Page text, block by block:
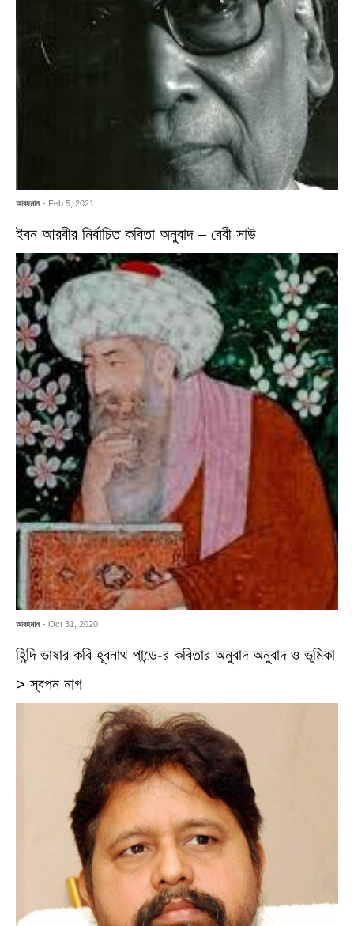
আবহমান - Feb 5, 2021
ইবন আরবীর নির্বাচিত কবিতা অনুবাদ – বেবী সাউ
আবহমান - Oct 31, 2020
হিন্দি ভাষার কবি হূবনাথ পান্ডে-র কবিতার অনুবাদ অনুবাদ ও ভূমিকা
> স্বপন নাগ